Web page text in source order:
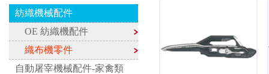
紡織機械配件
OE 紡織機配件
織布機零件
自動屠宰機械配件-家禽類